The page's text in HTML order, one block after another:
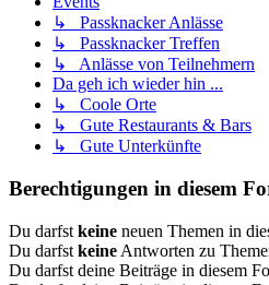
↳ Passknacker Anlässe
↳ Passknacker Treffen
↳ Anlässe von Teilnehmern
Da geh ich wieder hin ...
↳ Coole Orte
↳ Gute Restaurants & Bars
↳ Gute Unterkünfte
Berechtigungen in diesem
Du darfst keine neuen Themen in
Du darfst keine Antworten zu
Du darfst deine Beiträge in diesem